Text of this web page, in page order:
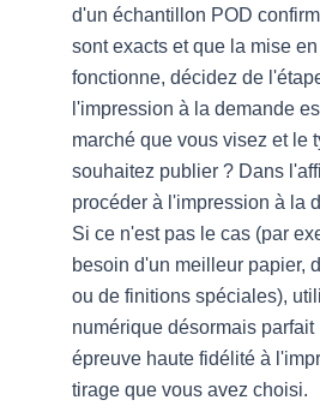
d'un échantillon POD
sont exacts et que la mise
fonctionne, décidez de
l'impression à la demande
marché que vous visez et le
souhaitez publier ? Dans
procéder à l'impression à la
Si ce n'est pas le cas (par
besoin d'un meilleur papier,
ou de finitions spéciales),
numérique désormais
épreuve haute fidélité à
tirage que vous avez choisi.